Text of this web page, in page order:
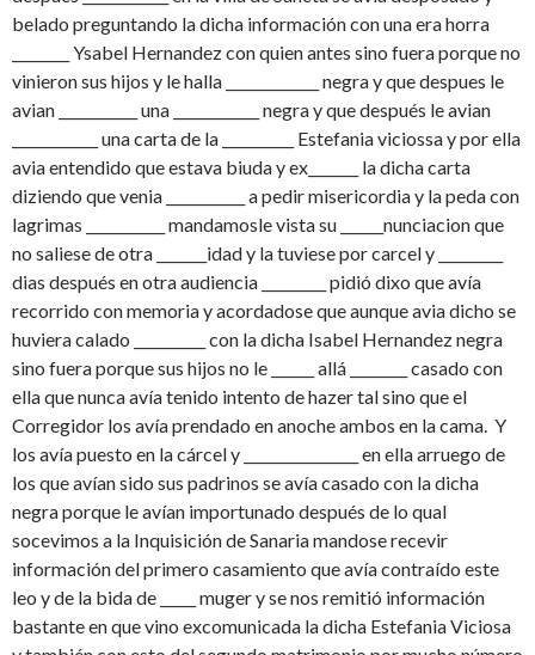
belado preguntando la dicha información con una era horra
________ Ysabel Hernandez con quien antes sino fuera porque no
vinieron sus hijos y le halla _____________ negra y que despues le
avian ___________ una ____________ negra y que después le avian
____________ una carta de la __________ Estefania viciossa y por ella
avia entendido que estava biuda y ex_______ la dicha carta
diziendo que venia ___________ a pedir misericordia y la peda con
lagrimas ___________ mandamosle vista su ______nunciacion que
no saliese de otra _______idad y la tuviese por carcel y _________
dias después en otra audiencia _________ pidió dixo que avía
recorrido con memoria y acordadose que aunque avia dicho se
huviera calado __________ con la dicha Isabel Hernandez negra
sino fuera porque sus hijos no le ______ allá ________ casado con
ella que nunca avía tenido intento de hazer tal sino que el
Corregidor los avía prendado en anoche ambos en la cama. Y
los avía puesto en la cárcel y ________________ en ella arruego de
los que avían sido sus padrinos se avía casado con la dicha
negra porque le avían importunado después de lo qual
socevimos a la Inquisición de Sanaria mandose recevir
información del primero casamiento que avía contraído este
leo y de la bida de _____ muger y se nos remitió información
bastante en que vino excomunicada la dicha Estefania Viciosa